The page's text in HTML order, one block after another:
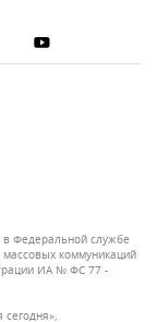
в Федеральной службе
коммуникаций
ИА № ФС 77 -